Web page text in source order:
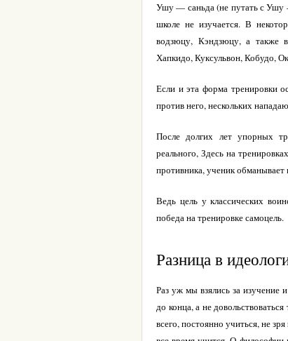
Ушу — саньда (не путать с Ушу
школе не изучается. В
водзюцу, Кэндзюцу, а также
Хапкидо, Куксульвон, Кобудо,
Если и эта форма тренировки
против него, нескольких
После долгих лет упорных
реального, Здесь на
противника, ученик обманывает
Ведь цель у классических
победа на тренировке самоцель.
Разница в
Раз уж мы взялись за изучение
до конца, а не
всего, постоянно учиться, не